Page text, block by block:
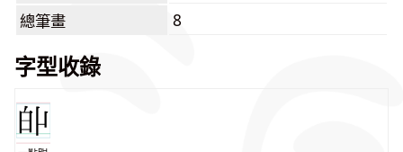
總筆畫
8
字型收錄